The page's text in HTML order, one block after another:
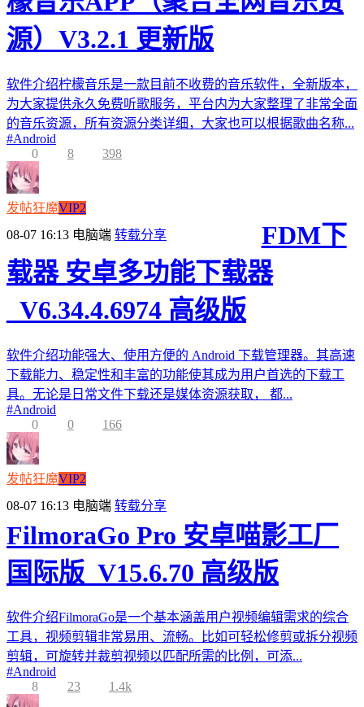
源）V3.2.1 更新版
软件介绍柠檬音乐是一款目前不收费的音乐软件，全新版本，
为大家提供永久免费听歌服务，平台内为大家整理了非常全面
的音乐资源，所有资源分类详细，大家也可以根据歌曲名称...
#Android
0
8 398
发帖狂魔VIP2
08-07 16:13 电脑端 转载分享
FDM下
载器 安卓多功能下载器
_V6.34.4.6974 高级版
软件介绍功能强大、使用方便的 Android 下载管理器。其高速
下载能力、稳定性和丰富的功能使其成为用户首选的下载工
具。无论是日常文件下载还是媒体资源获取， 都...
#Android
0
0 166
发帖狂魔VIP2
08-07 16:13 电脑端 转载分享
FilmoraGo Pro 安卓喵影工厂
国际版_V15.6.70 高级版
软件介绍FilmoraGo是一个基本涵盖用户视频编辑需求的综合
工具，视频剪辑非常易用、流畅。比如可轻松修剪或拆分视频
剪辑，可旋转并裁剪视频以匹配所需的比例，可添...
#Android
8
23 1.4k